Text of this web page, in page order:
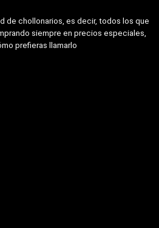
de chollonarios, es decir, todos los que
siempre en precios especiales,
prefieras llamarlo